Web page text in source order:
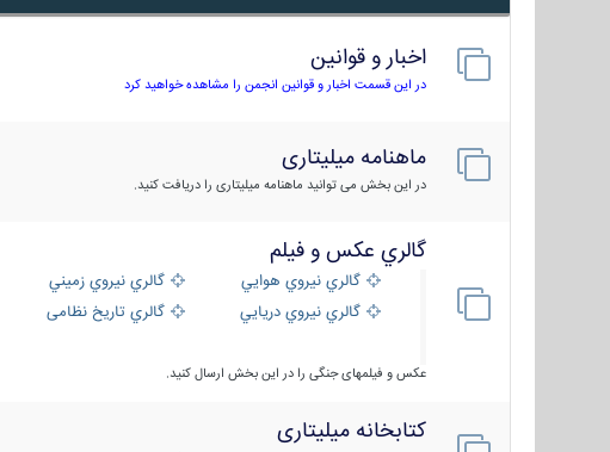
اخبار و قوانین
در این قسمت اخبار و قوانین انجمن را مشاهده خواهید کرد
ماهنامه میلیتاری
در این بخش می توانید ماهنامه میلیتاری را دریافت کنید.
گالري عكس و فيلم
گالري نيروي هوايي
گالري نيروي زميني
گالري نيروي دريايي
گالري تاریخ نظامی
عکس و فیلمهای جنگی را در این بخش ارسال کنید.
کتابخانه میلیتاری